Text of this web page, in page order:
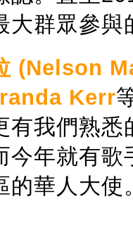
大群眾參與
(Nelson
Kerr
有我們熟悉
今年就有歌
的華人大使